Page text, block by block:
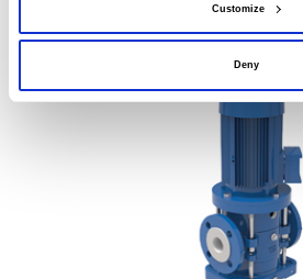
Customize
Deny